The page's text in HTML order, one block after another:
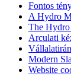
Fontos
A Hydro
The
Arculati
Modern
Website